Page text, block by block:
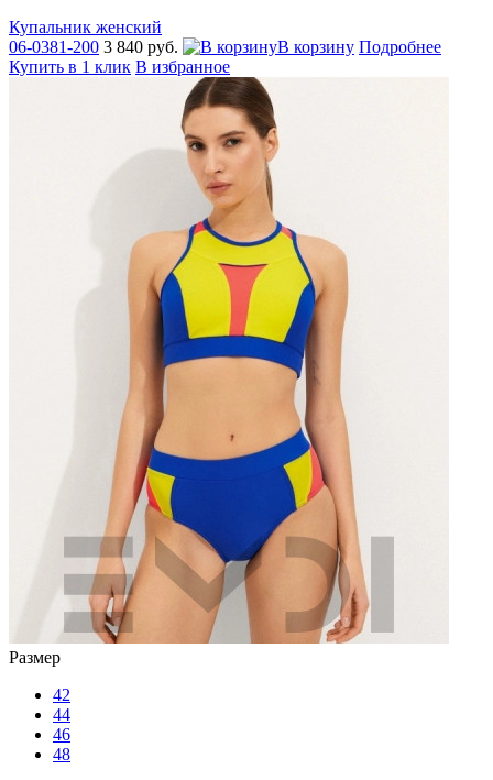
Купальник женский
06-0381-200 3 840 руб. В корзину Подробнее
Купить в 1 клик В избранное
Размер
42
44
46
48